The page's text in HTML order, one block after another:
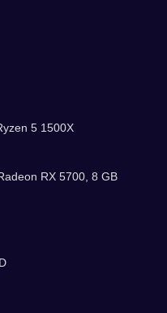
5 1500X
RX 5700, 8 GB